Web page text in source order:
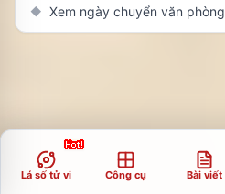
◆ Xem ngày chuyển văn phòng
Lá số tử vi Công cụ Bài viết